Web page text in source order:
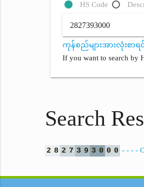
HS Code
ကုန်စည်များအားလုံးစာရ
If you want to search by
Search
2 8 2 7 3 9 3 0 0 0 - - - -